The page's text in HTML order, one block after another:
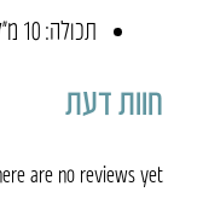
תכולה: 10 מ״ל.
חוות דעת
are no reviews yet